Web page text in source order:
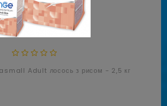
Adult лосось з рисом - 2,5 кг